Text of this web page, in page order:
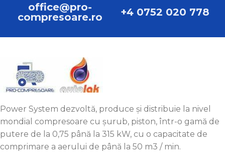
office@pro-
compresoare.ro
+4 0752 020 778
Power System dezvoltă, produce și distribuie la nivel
mondial compresoare cu șurub, piston, într-o gamă de
putere de la 0,75 până la 315 kW, cu o capacitate de
comprimare a aerului de până la 50 m3 / min.